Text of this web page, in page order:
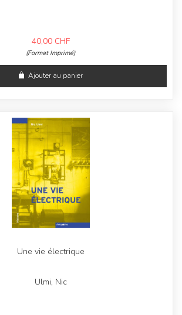
40,00 CHF
(Format Imprimé)
Ajouter au panier
Une vie électrique
Ulmi, Nic